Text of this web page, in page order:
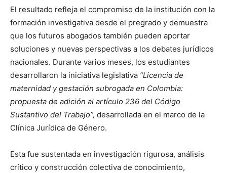
El resultado refleja el compromiso de la institución con la
formación investigativa desde el pregrado y demuestra
que los futuros abogados también pueden aportar
soluciones y nuevas perspectivas a los debates jurídicos
nacionales. Durante varios meses, los estudiantes
desarrollaron la iniciativa legislativa “Licencia de
maternidad y gestación subrogada en Colombia:
propuesta de adición al artículo 236 del Código
Sustantivo del Trabajo”, desarrollada en el marco de la
Clínica Jurídica de Género.
Esta fue sustentada en investigación rigurosa, análisis
crítico y construcción colectiva de conocimiento,